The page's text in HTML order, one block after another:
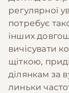
регулярної
потребує
інших
вичісувати
щіткою,
ділянкам за
линьки